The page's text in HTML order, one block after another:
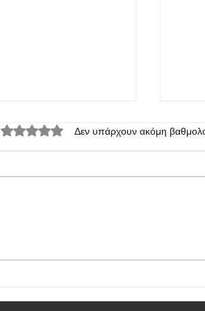
Βαθμολογήθηκε με 0 από 5 αστέρια.
Δεν υπάρχουν ακόμη